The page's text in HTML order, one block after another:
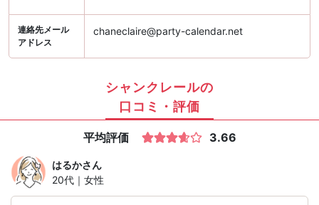
連絡先メール
アドレス
chaneclaire@party-calendar.net
シャンクレールの
口コミ・評価
平均評価 3.66
はるかさん
20代｜女性